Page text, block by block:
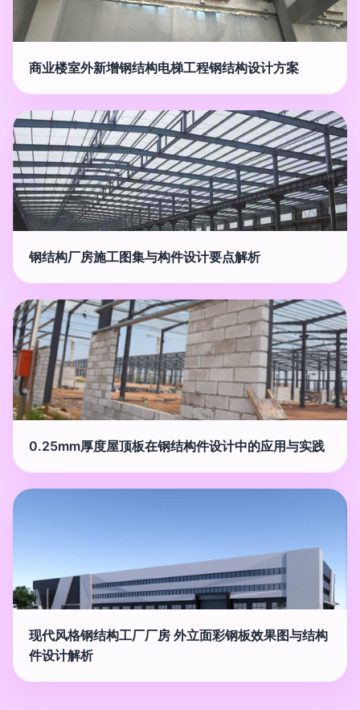
商业楼室外新增钢结构电梯工程钢结构设计方案
钢结构厂房施工图集与构件设计要点解析
0.25mm厚度屋顶板在钢结构件设计中的应用与实践
现代风格钢结构工厂厂房 外立面彩钢板效果图与结构
件设计解析